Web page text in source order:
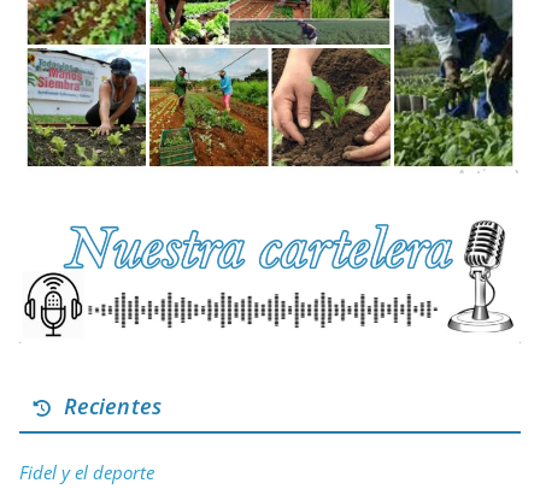
Recientes
Fidel y el deporte